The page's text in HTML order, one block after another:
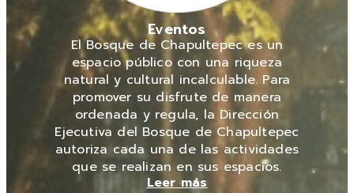
Eventos
El Bosque de Chapultepec es un
espacio público con una riqueza
natural y cultural incalculable. Para
promover su disfrute de manera
ordenada y regula, la Dirección
Ejecutiva del Bosque de Chapultepec
autoriza cada una de las actividades
que se realizan en sus espacios.
Leer más